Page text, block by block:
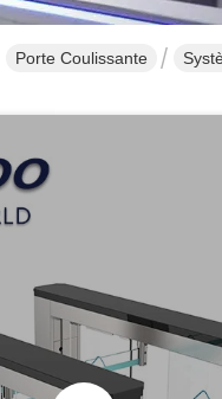
Porte Coulissante